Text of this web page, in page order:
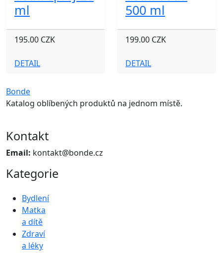
ml
195.00 CZK
DETAIL
500 ml
199.00 CZK
DETAIL
Bonde
Katalog oblíbených produktů na jednom místě.
Kontakt
Email: kontakt@bonde.cz
Kategorie
Bydlení
Matka
a dítě
Zdraví
a léky